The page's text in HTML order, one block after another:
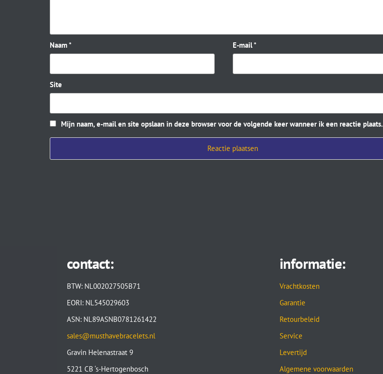
Naam* E-mail*
Site
Mijn naam, e-mail en site opslaan in deze browser voor de volgende keer wanneer ik een reactie plaats.
contact:
BTW: NL002027505B71
EORI: NL545029603
ASN: NL89ASNB0781261422
sales@musthavebracelets.nl
Gravin Helenastraat 9
5221 CB ‘s-Hertogenbosch
informatie:
Vrachtkosten
Garantie
Retourbeleid
Service
Levertijd
Algemene voorwaarden